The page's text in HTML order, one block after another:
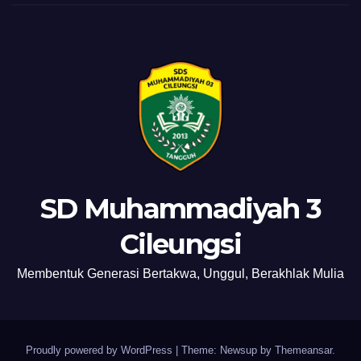
SD Muhammadiyah 3
Cileungsi
Membentuk Generasi Bertakwa, Unggul, Berakhlak Mulia
Proudly powered by WordPress Theme: Newsup by Themeansar.